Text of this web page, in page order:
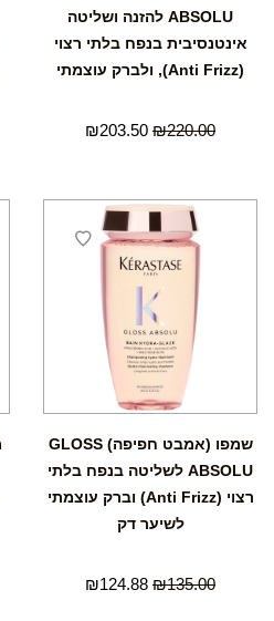
ABSOLU להזנה ושליטה
אינטנסיבית בנפח בלתי רצוי
(Anti Frizz), ולברק עוצמתי
₪220.00
₪203.50
שמפו (אמבט חפיפה) GLOSS
ABSOLU לשליטה בנפח בלתי
רצוי (Anti Frizz) וברק עוצמתי
לשיער דק
₪135.00
₪124.88